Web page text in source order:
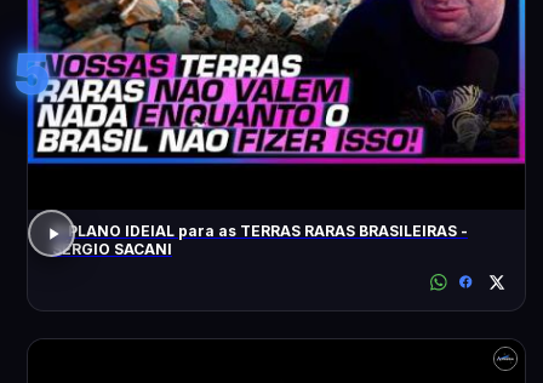
5
O PLANO IDEIAL para as TERRAS RARAS BRASILEIRAS -
SÉRGIO SACANI